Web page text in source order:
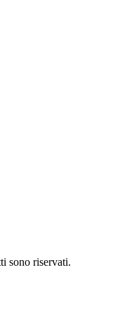
sono riservati.